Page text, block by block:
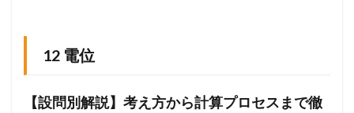
12 電位
【設問別解説】考え方から計算プロセスまで徹